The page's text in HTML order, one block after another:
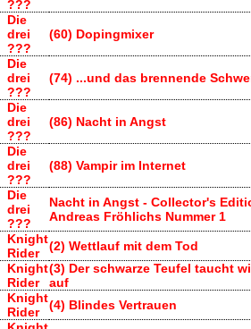
???
Die
drei
???
(60) Dopingmixer
Die
drei
???
(74) ...und das brennende
Die
drei
???
(86) Nacht in Angst
Die
drei
???
(88) Vampir im Internet
Die
drei
???
Nacht in Angst - Collector's
Andreas Fröhlichs Nummer 1
Knight
Rider
(2) Wettlauf mit dem Tod
Knight
Rider
(3) Der schwarze Teufel taucht
auf
Knight
Rider
(4) Blindes Vertrauen